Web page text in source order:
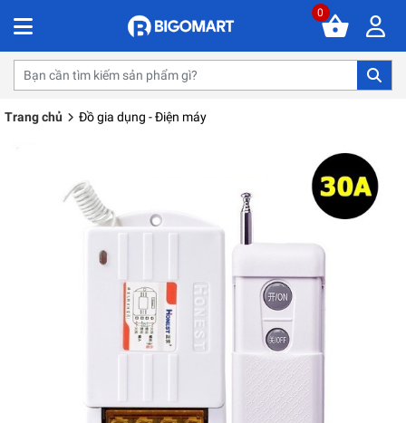
0
Trang chủ Đồ gia dụng - Điện máy